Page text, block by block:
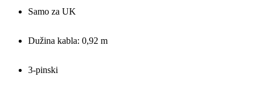
Samo za UK
Dužina kabla: 0,92 m
3-pinski